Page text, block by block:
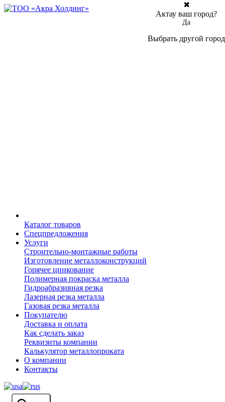
Каталог товаров
Спецпредложения
Услуги
Строительно-монтажные работы
Изготовление металлоконструкций
Горячее цинкование
Полимерная покраска металла
Гидроабразивная резка
Лазерная резка металла
Газовая резка металла
Покупателю
Доставка и оплата
Как сделать заказ
Реквизиты компании
Калькулятор металлопроката
О компании
Контакты
✖
Актау ваш город?
Да
Выбрать другой город